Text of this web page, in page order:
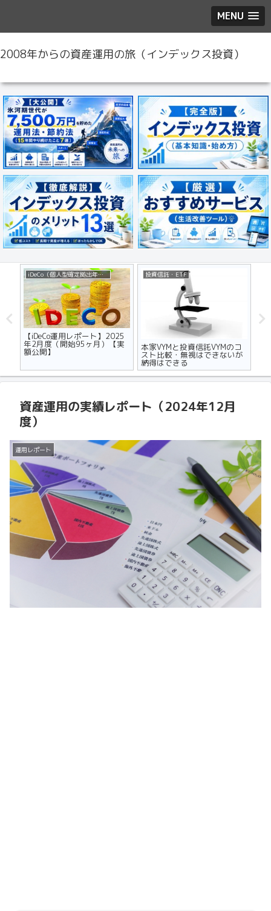
MENU
2008年からの資産運用の旅（インデックス投資）
iDeCo（個人型確定拠出年金）
【iDeCo運用レポート】2025
年2月度（開始95ヶ月）【実
額公開】
投資信託・ETF
本家VYMと投資信託VYMのコ
スト比較・無視はできないが
納得はできる
資産運用の実績レポート（2024年12月
度）
運用レポート